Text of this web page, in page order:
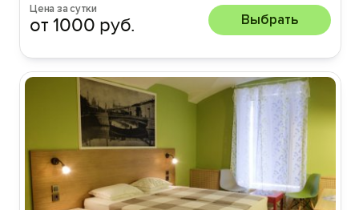
Цена за сутки
от 1000 руб. Выбрать